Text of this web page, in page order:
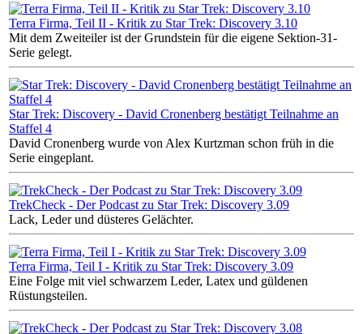
Terra Firma, Teil II - Kritik zu Star Trek: Discovery 3.10
Mit dem Zweiteiler ist der Grundstein für die eigene Sektion-31-
Serie gelegt.
Star Trek: Discovery - David Cronenberg bestätigt Teilnahme an
Staffel 4
David Cronenberg wurde von Alex Kurtzman schon früh in die
Serie eingeplant.
TrekCheck - Der Podcast zu Star Trek: Discovery 3.09
Lack, Leder und düsteres Gelächter.
Terra Firma, Teil I - Kritik zu Star Trek: Discovery 3.09
Eine Folge mit viel schwarzem Leder, Latex und güldenen
Rüstungsteilen.